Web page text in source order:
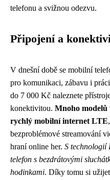
telefonu a svižnou odezvu.
Připojení a
V dnešní době se mobilní
pro komunikaci, zábavu i
do 7 000 Kč naleznete
konektivitou. Mnoho modelů
rychlý mobilní internet LTE
bezproblémové streamování
hraní online her. S technologií
telefon s bezdrátovými
hodinkami. Díky tomu si